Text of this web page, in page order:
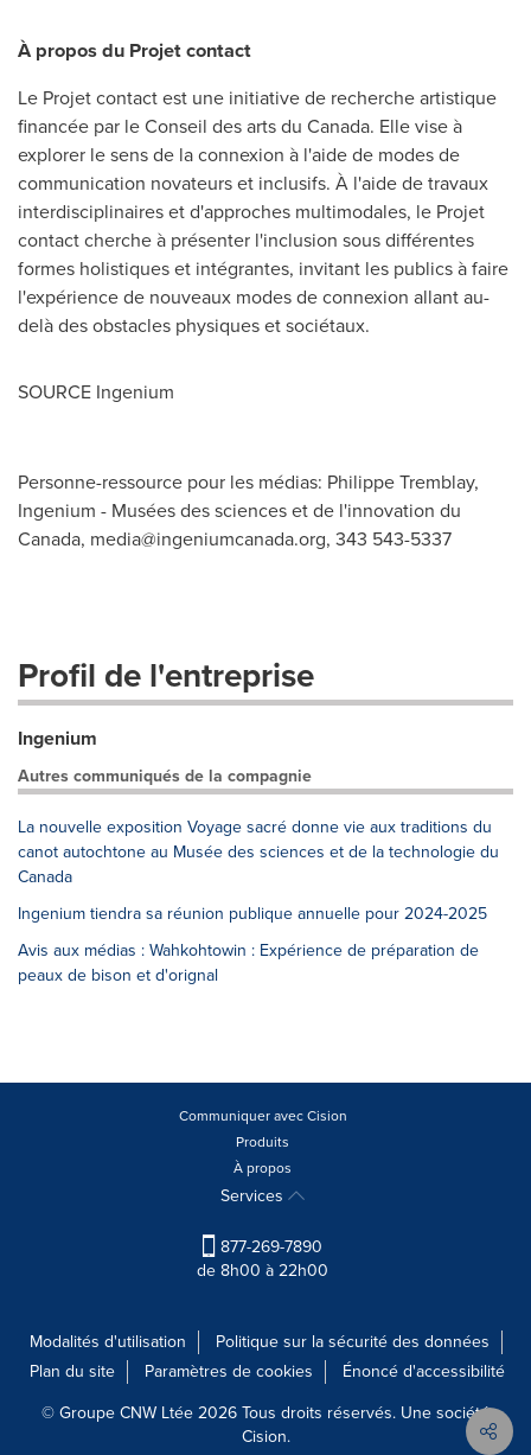
À propos du Projet contact
Le Projet contact est une initiative de recherche artistique
financée par le Conseil des arts du Canada. Elle vise à
explorer le sens de la connexion à l'aide de modes de
communication novateurs et inclusifs. À l'aide de travaux
interdisciplinaires et d'approches multimodales, le Projet
contact cherche à présenter l'inclusion sous différentes
formes holistiques et intégrantes, invitant les publics à faire
l'expérience de nouveaux modes de connexion allant au-
delà des obstacles physiques et sociétaux.
SOURCE Ingenium
Personne-ressource pour les médias: Philippe Tremblay,
Ingenium - Musées des sciences et de l'innovation du
Canada, media@ingeniumcanada.org, 343 543-5337
Profil de l'entreprise
Ingenium
Autres communiqués de la compagnie
La nouvelle exposition Voyage sacré donne vie aux traditions du
canot autochtone au Musée des sciences et de la technologie du
Canada
Ingenium tiendra sa réunion publique annuelle pour 2024-2025
Avis aux médias : Wahkohtowin : Expérience de préparation de
peaux de bison et d'orignal
Communiquer avec Cision
Produits
À propos
Services
877-269-7890
de 8h00 à 22h00
Modalités d'utilisation
Politique sur la sécurité des données
Plan du site
Paramètres de cookies
Énoncé d'accessibilité
© Groupe CNW Ltée 2026 Tous droits réservés. Une société
Cision.